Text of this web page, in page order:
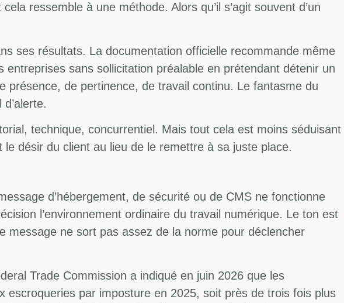
ressemble à une méthode. Alors qu’il s’agit souvent d’un
ses résultats. La documentation officielle recommande même
sans sollicitation préalable en prétendant détenir un
présence, de pertinence, de travail continu. Le fantasme du
technique, concurrentiel. Mais tout cela est moins séduisant
désir du client au lieu de le remettre à sa juste place.
d’hébergement, de sécurité ou de CMS ne fonctionne
l’environnement ordinaire du travail numérique. Le ton est
message ne sort pas assez de la norme pour déclencher
Trade Commission a indiqué en juin 2026 que les
par imposture en 2025, soit près de trois fois plus